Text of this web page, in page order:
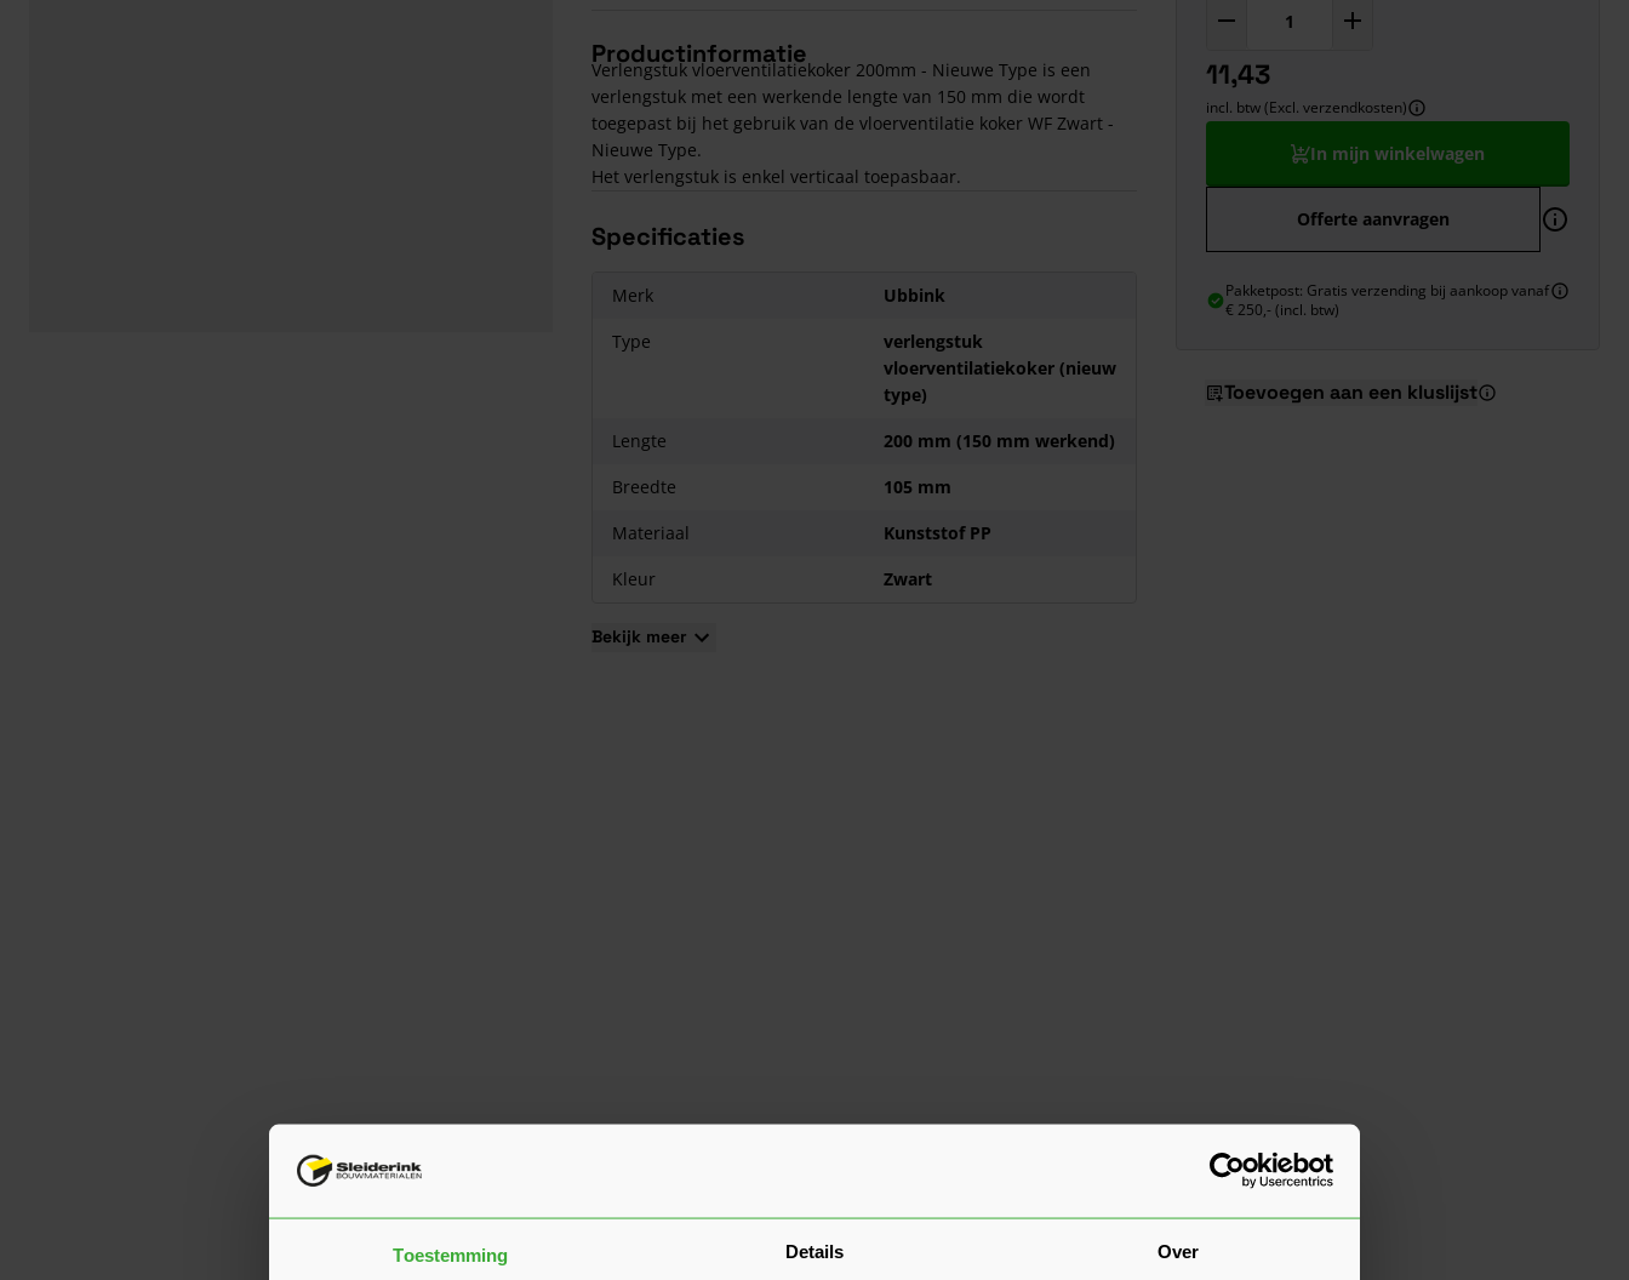
Toestemming Details Over
Productinformatie
Verlengstuk vloerventilatiekoker 200mm - Nieuwe Type is een
verlengstuk met een werkende lengte van 150 mm die wordt
toegepast bij het gebruik van de vloerventilatie koker WF Zwart -
Nieuwe Type.
Het verlengstuk is enkel verticaal toepasbaar.
Specificaties
Merk
Ubbink
Type
verlengstuk
vloerventilatiekoker (nieuw
type)
Lengte
200 mm (150 mm werkend)
Breedte
105 mm
Materiaal
Kunststof PP
Kleur
Zwart
Bekijk meer
11,43
incl. btw (Excl. verzendkosten)
In mijn winkelwagen
Offerte aanvragen
Pakketpost: Gratis verzending bij aankoop vanaf
€ 250,- (incl. btw)
Toevoegen aan een kluslijst